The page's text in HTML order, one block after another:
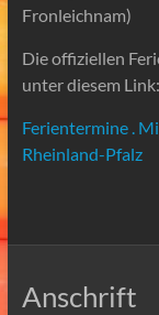
Fronleichnam)
Die offiziellen
unter diesem Link:
Ferientermine .
Rheinland-Pfalz
Anschrift